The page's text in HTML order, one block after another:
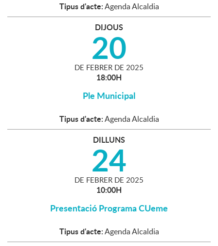
Tipus d'acte:Agenda Alcaldia
DIJOUS
20
DE FEBRER DE 2025
18:00H
Ple Municipal
Tipus d'acte:Agenda Alcaldia
DILLUNS
24
DE FEBRER DE 2025
10:00H
Presentació Programa CUeme
Tipus d'acte:Agenda Alcaldia